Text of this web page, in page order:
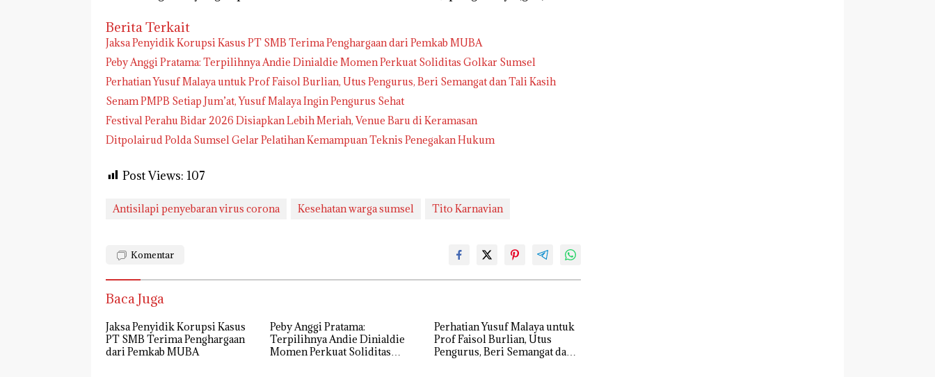
Berita Terkait
Jaksa Penyidik Korupsi Kasus PT SMB Terima Penghargaan dari Pemkab MUBA
Peby Anggi Pratama: Terpilihnya Andie Dinialdie Momen Perkuat Soliditas Golkar Sumsel
Perhatian Yusuf Malaya untuk Prof Faisol Burlian, Utus Pengurus, Beri Semangat dan Tali Kasih
Senam PMPB Setiap Jum’at, Yusuf Malaya Ingin Pengurus Sehat
Festival Perahu Bidar 2026 Disiapkan Lebih Meriah, Venue Baru di Keramasan
Ditpolairud Polda Sumsel Gelar Pelatihan Kemampuan Teknis Penegakan Hukum
Post Views: 107
Antisilapi penyebaran virus corona Kesehatan warga sumsel Tito Karnavian
Komentar
Baca Juga
Jaksa Penyidik Korupsi Kasus
PT SMB Terima Penghargaan
dari Pemkab MUBA
Peby Anggi Pratama:
Terpilihnya Andie Dinialdie
Momen Perkuat Soliditas
Perhatian Yusuf Malaya untuk
Prof Faisol Burlian, Utus
Pengurus, Beri Semangat dan